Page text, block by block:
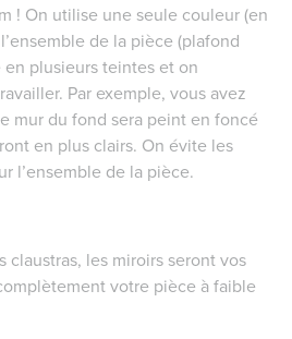
! On utilise une seule couleur (en
de la pièce (plafond
plusieurs teintes et on
Par exemple, vous avez
mur du fond sera peint en foncé
en plus clairs. On évite les
l’ensemble de la pièce.
claustras, les miroirs seront vos
votre pièce à faible